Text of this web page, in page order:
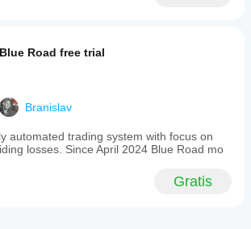
Blue Road free trial
Branislav
automated trading system with focus on
losses. Since April 2024 Blue Road mo
Gratis